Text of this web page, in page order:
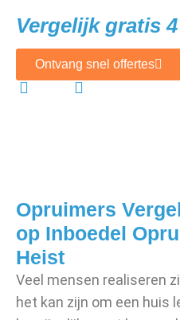
Vergelijk gratis
Ontvang snel offertes
Opruimers
op Inboedel
Heist
Veel mensen realiseren
het kan zijn om een huis